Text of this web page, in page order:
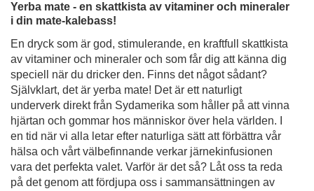
Yerba mate - en skattkista av vitaminer och mineraler
i din mate-kalebass!
En dryck som är god, stimulerande, en kraftfull skattkista
av vitaminer och mineraler och som får dig att känna dig
speciell när du dricker den. Finns det något sådant?
Självklart, det är yerba mate! Det är ett naturligt
underverk direkt från Sydamerika som håller på att vinna
hjärtan och gommar hos människor över hela världen. I
en tid när vi alla letar efter naturliga sätt att förbättra vår
hälsa och vårt välbefinnande verkar järnekinfusionen
vara det perfekta valet. Varför är det så? Låt oss ta reda
på det genom att fördjupa oss i sammansättningen av